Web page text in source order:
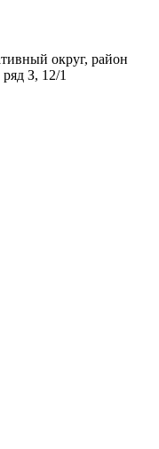
округ, район
З, 12/1